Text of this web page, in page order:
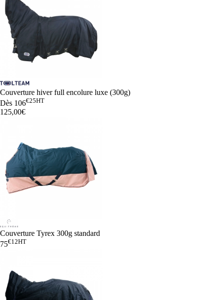
Couverture hiver full encolure luxe (300g)
Dès 106€25HT
125,00€
Couverture Tyrex 300g standard
75€12HT